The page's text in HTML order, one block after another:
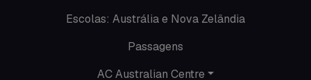
Promoções
Escolas: Austrália e Nova Zelândia
Passagens
AC Australian Centre